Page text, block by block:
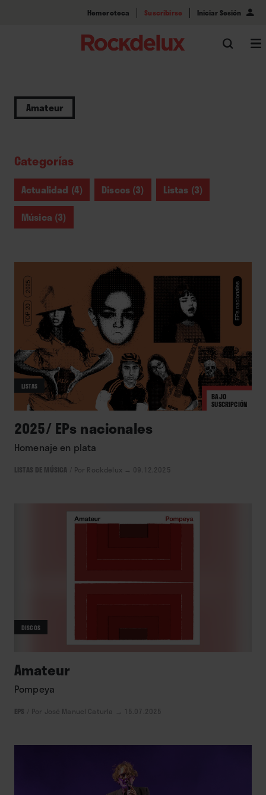
Hemeroteca Suscribirse Iniciar Sesión
Amateur
Categorías
Actualidad (4) Discos (3)
Listas (3)
Música (3)
BAJO
SUSCRIPCIÓN
LISTAS
2025/ EPs nacionales
Homenaje en plata
LISTAS DE MÚSICA Por Rockdelux → 09.12.2025
DISCOS
Amateur
Pompeya
EPS Por José Manuel Caturla → 15.07.2025